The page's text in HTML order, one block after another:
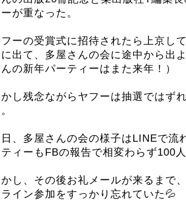
ーが重なった。
ーの受賞式に招待されたら上京し
出て、多屋さんの会に途中から出
んの新年パーティーはまた来年！）
かし残念ながらヤフーは抽選ではず
、多屋さんの会の様子はLINEで流
ィーもFBの報告で相変わらず100
かし、その後お礼メールが来るまで
ライン参加をすっかり忘れていた💦